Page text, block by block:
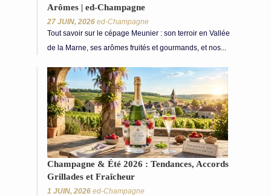
Arômes | ed-Champagne
27 JUIN, 2026 ed-Champagne
Tout savoir sur le cépage Meunier : son terroir en Vallée
de la Marne, ses arômes fruités et gourmands, et nos...
Champagne & Été 2026 : Tendances, Accords
Grillades et Fraîcheur
1 JUIN, 2026 ed-Champagne